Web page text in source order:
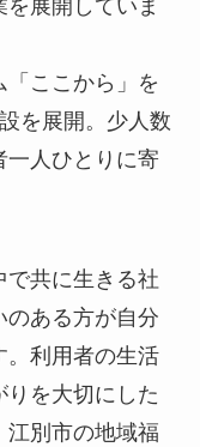
展開していま
ここから」を
を展開。少人数
一人ひとりに寄
で共に生きる社
のある方が自分
。利用者の生活
を大切にした
江別市の地域福